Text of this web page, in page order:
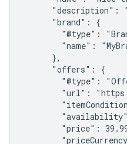
"description":
      "brand": {
"@type":
"name":
      },
      "offers": {
"@type":
"url":
"price":